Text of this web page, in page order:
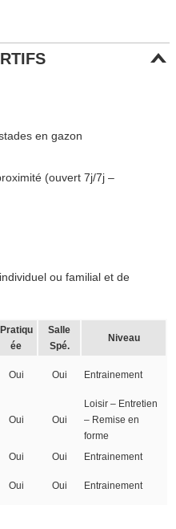
en gazon
(ouvert 7j/7j –
ou familial et de
Pratiqu
ée
Salle
Spé.
Niveau
Oui Oui Entrainement
Oui Oui
Loisir – Entretien
– Remise en
forme
Oui Oui
Entrainement
Oui Oui Entrainement